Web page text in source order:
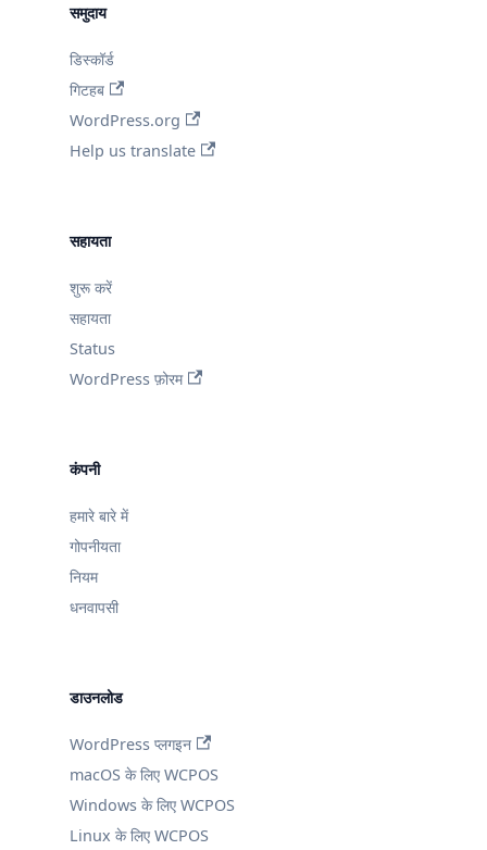
समुदाय
डिस्कॉर्ड
गिटहब
WordPress.org
Help us translate
सहायता
शुरू करें
सहायता
Status
WordPress फ़ोरम
कंपनी
हमारे बारे में
गोपनीयता
नियम
धनवापसी
डाउनलोड
WordPress प्लगइन
macOS के लिए WCPOS
Windows के लिए WCPOS
Linux के लिए WCPOS